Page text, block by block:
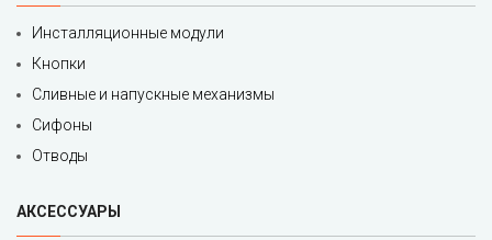
Инсталляционные модули
Кнопки
Сливные и напускные механизмы
Сифоны
Отводы
АКСЕССУАРЫ